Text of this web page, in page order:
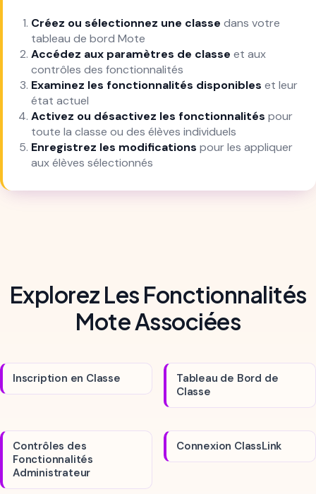
Créez ou sélectionnez une classe dans votre
tableau de bord Mote
Accédez aux paramètres de classe et aux
contrôles des fonctionnalités
Examinez les fonctionnalités disponibles et leur
état actuel
Activez ou désactivez les fonctionnalités pour
toute la classe ou des élèves individuels
Enregistrez les modifications pour les appliquer
aux élèves sélectionnés
Explorez Les Fonctionnalités
Mote Associées
Inscription en Classe
Tableau de Bord de
Classe
Contrôles des
Fonctionnalités
Administrateur
Connexion ClassLink